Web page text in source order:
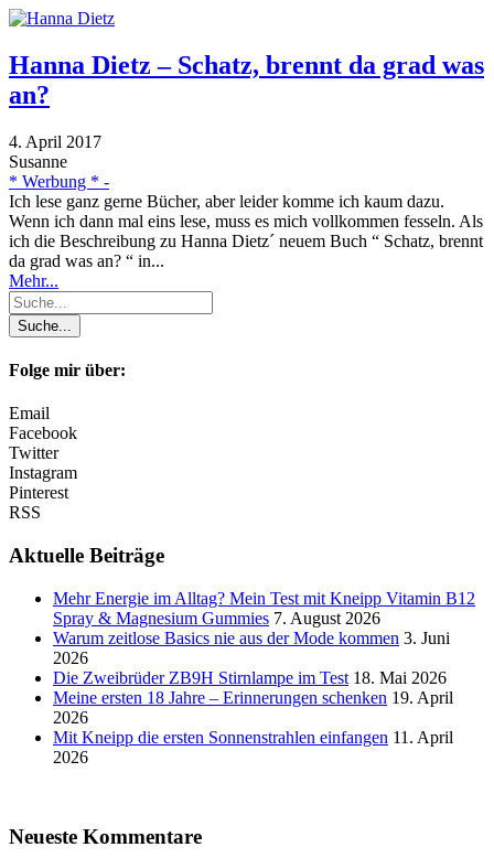
Hanna Dietz – Schatz, brennt da grad was
an?
4. April 2017
Susanne
* Werbung * -
Ich lese ganz gerne Bücher, aber leider komme ich kaum dazu.
Wenn ich dann mal eins lese, muss es mich vollkommen fesseln. Als
ich die Beschreibung zu Hanna Dietz´ neuem Buch “ Schatz, brennt
da grad was an? “ in...
Mehr...
Folge mir über:
Email
Facebook
Twitter
Instagram
Pinterest
RSS
Aktuelle Beiträge
Mehr Energie im Alltag? Mein Test mit Kneipp Vitamin B12
Spray & Magnesium Gummies 7. August 2026
Warum zeitlose Basics nie aus der Mode kommen 3. Juni
2026
Die Zweibrüder ZB9H Stirnlampe im Test 18. Mai 2026
Meine ersten 18 Jahre – Erinnerungen schenken 19. April
2026
Mit Kneipp die ersten Sonnenstrahlen einfangen 11. April
2026
Neueste Kommentare